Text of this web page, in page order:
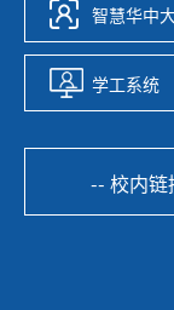
智慧华中
学工系统
-- 校内链